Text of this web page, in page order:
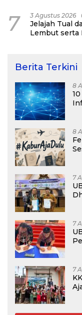
7 3 Agustus 2026
Jelajah Tual
Lembut serta
Berita Terkini
8
8
7
7
7